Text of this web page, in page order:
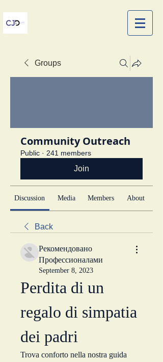
Groups
Community Outreach
Public · 241 members
Join
Discussion Media Members About
Back
Рекомендовано
Профессионалами
September 8, 2023
Perdita di un
regalo di simpatia
dei padri
Trova conforto nella nostra guida